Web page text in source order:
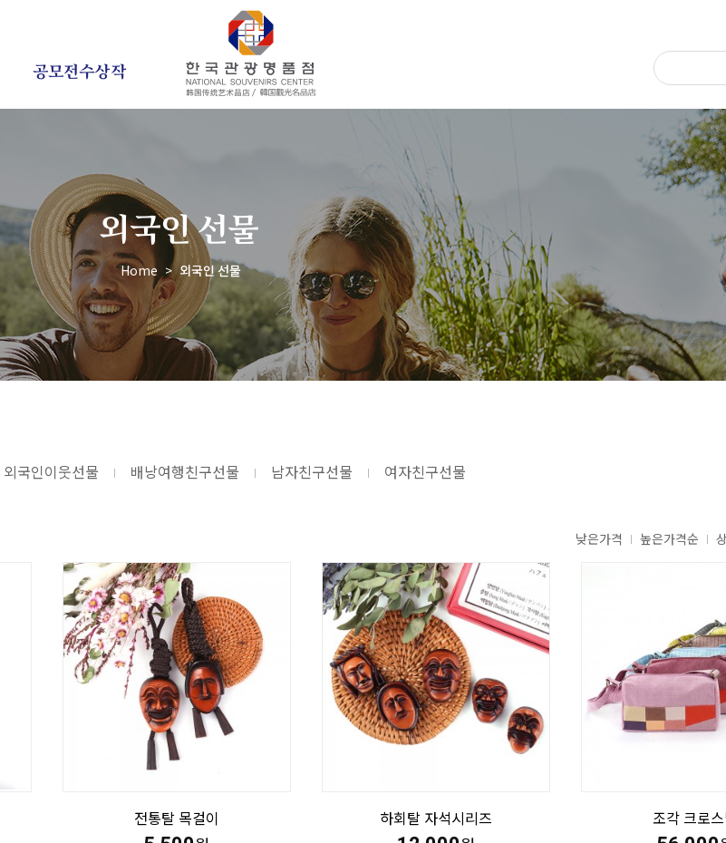
공모전수상작
외국인 선물
Home > 외국인 선물
외국인이웃선물 배낭여행친구선물 남자친구선물 여자친구선물
낮은가격 높은가격순
전통탈 목걸이 하회탈 자석시리즈 조각 크로